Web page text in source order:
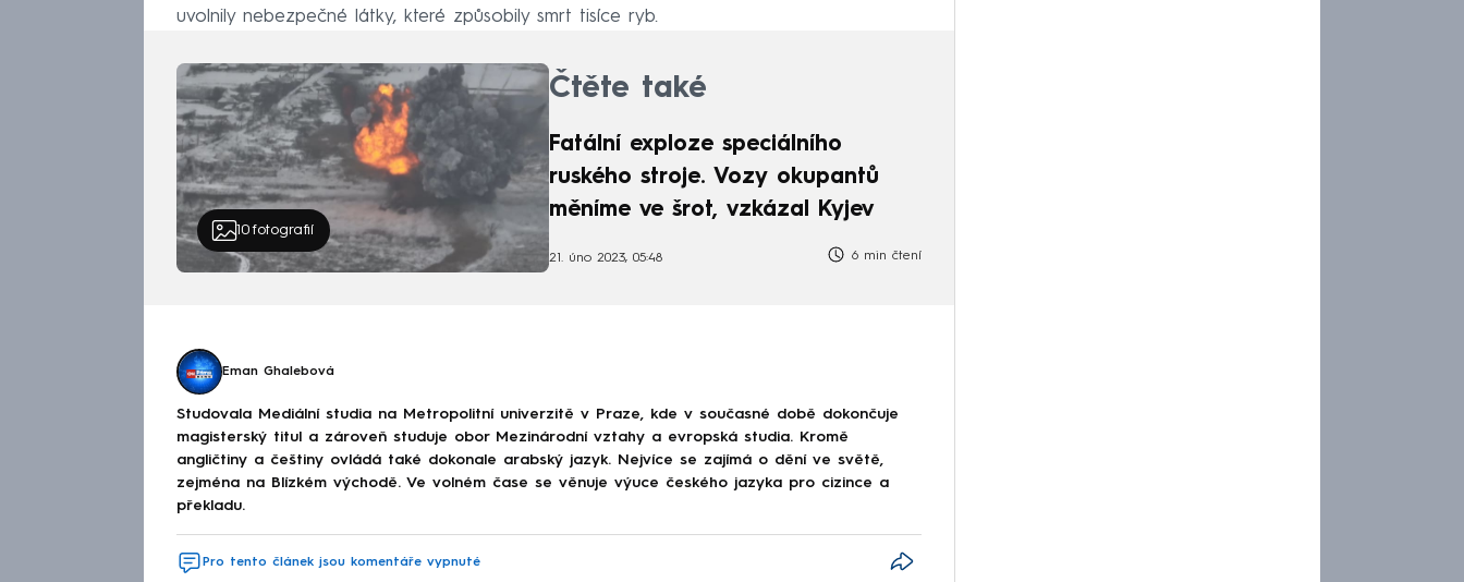
uvolnily nebezpečné látky, které způsobily smrt tisíce ryb.
10fotografií
Čtěte také
Fatální exploze speciálního
ruského stroje. Vozy okupantů
měníme ve šrot, vzkázal Kyjev
21. úno 2023, 05:48 6 min čtení
Eman Ghalebová
Studovala Mediální studia na Metropolitní univerzitě v Praze, kde v současné době dokončuje
magisterský titul a zároveň studuje obor Mezinárodní vztahy a evropská studia. Kromě
angličtiny a češtiny ovládá také dokonale arabský jazyk. Nejvíce se zajímá o dění ve světě,
zejména na Blízkém východě. Ve volném čase se věnuje výuce českého jazyka pro cizince a
překladu.
Pro tento článek jsou komentáře vypnuté